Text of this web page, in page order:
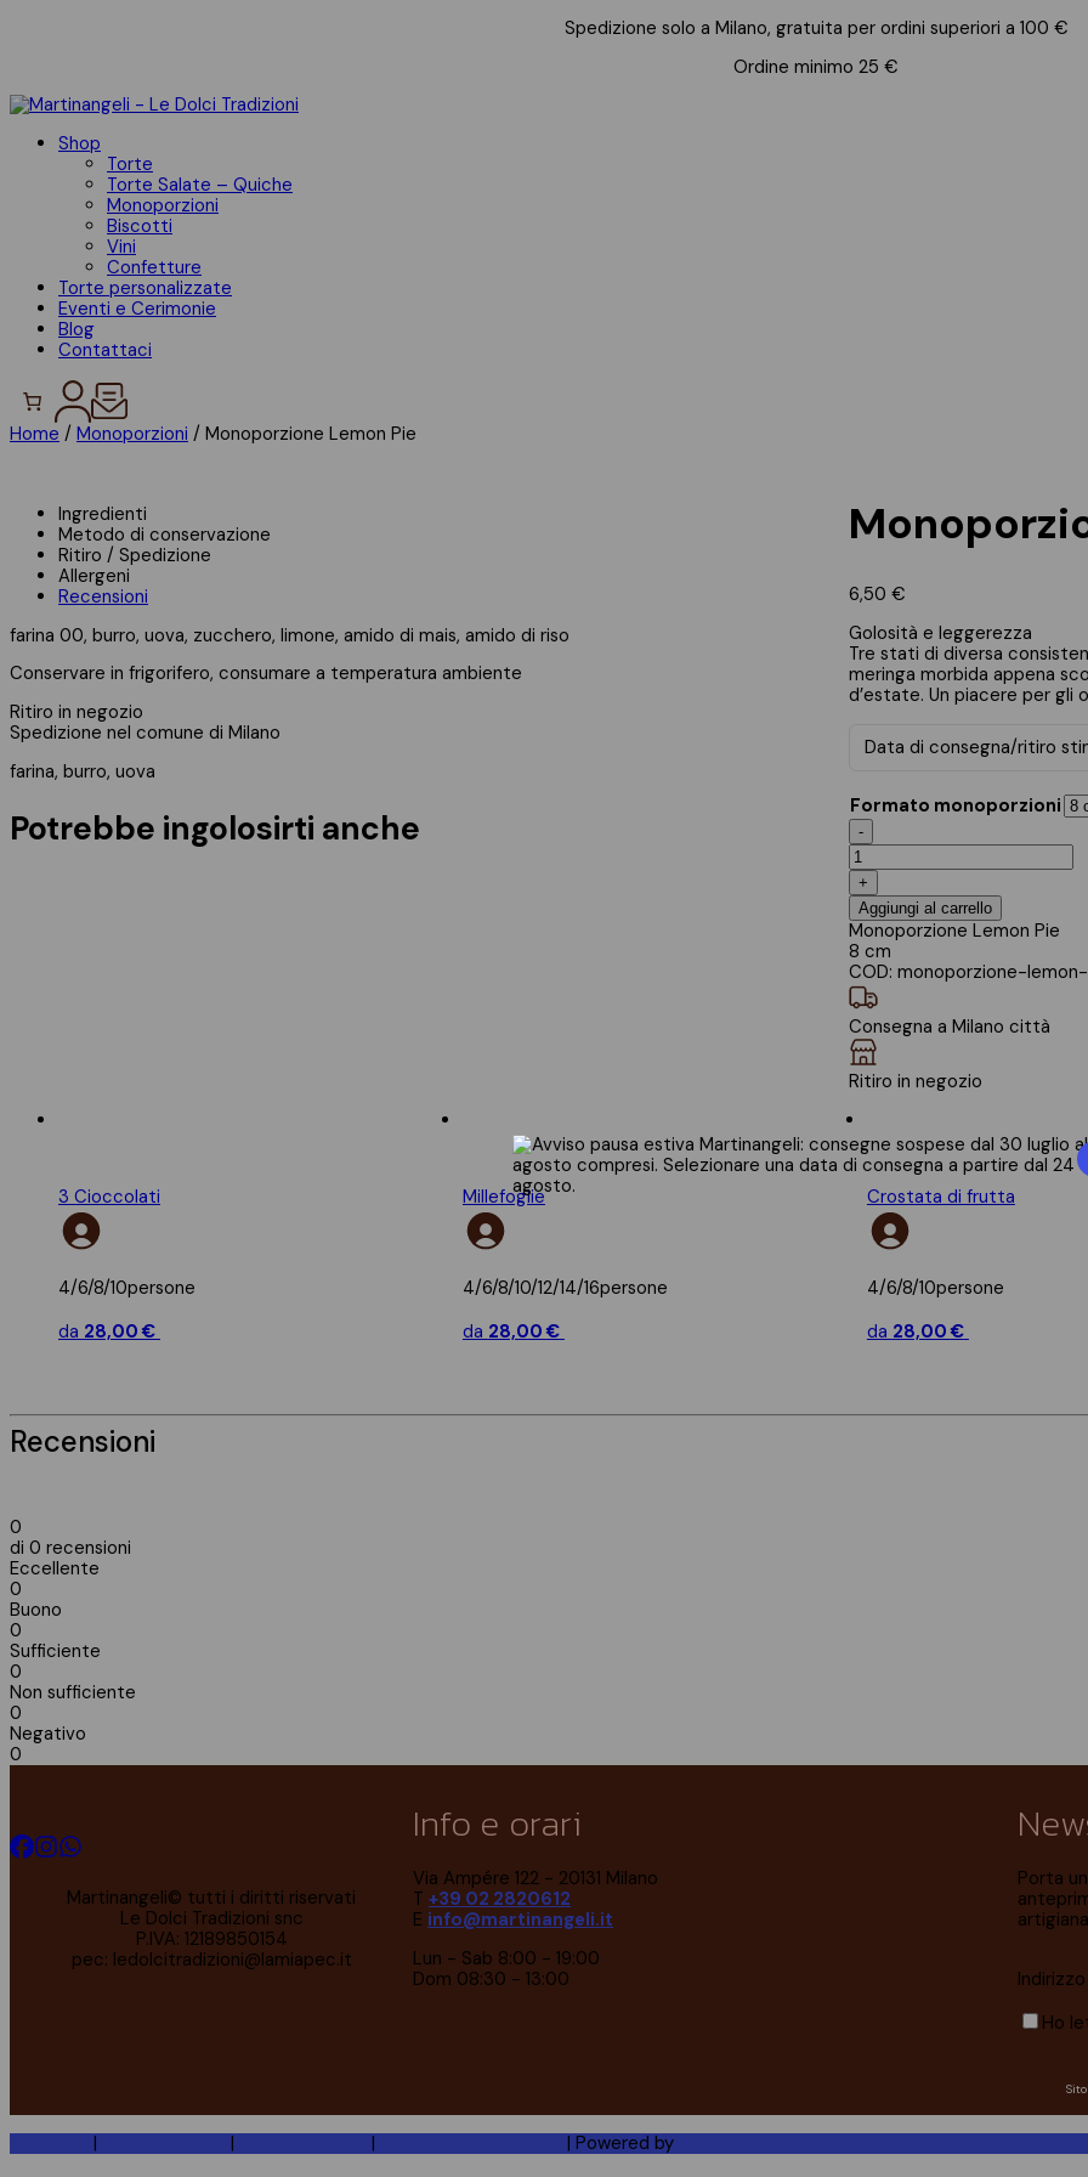
Spedizione solo a Milano, gratuita per ordini superiori a 100 €
Ordine minimo 25 €
Shop
Torte
Torte Salate – Quiche
Monoporzioni
Biscotti
Vini
Confetture
Torte personalizzate
Eventi e Cerimonie
Blog
Contattaci
Home / Monoporzioni / Monoporzione Lemon Pie
6,50 €
Golosità e leggerezza
Tre stati di diversa
meringa morbida appena
d’estate. Un piacere per gli
Data di consegna/ritiro
Formato monoporzioni
Monoporzione
Lemon
Pie
quantità
-
+
Aggiungi al carrello
Monoporzione Lemon Pie
8 cm
COD: monoporzione-
Consegna a Milano città
Ritiro in negozio
Ingredienti
Metodo di conservazione
Ritiro / Spedizione
Allergeni
Recensioni
farina 00, burro, uova, zucchero, limone, amido di mais, amido di riso
Conservare in frigorifero, consumare a temperatura ambiente
Ritiro in negozio
Spedizione nel comune di Milano
farina, burro, uova
Potrebbe ingolosirti anche
3 Cioccolati
4/6/8/10persone
da 28,00 €
Millefoglie
4/6/8/10/12/14/16persone
da 28,00 €
Crostata di frutta
4/6/8/10persone
da 28,00 €
Recensioni
0
di 0 recensioni
Eccellente
0
Buono
0
Sufficiente
0
Non sufficiente
0
Negativo
0
Martinangeli© tutti i diritti riservati
Le Dolci Tradizioni snc
P.IVA: 12189850154
pec: ledolcitradizioni@lamiapec.it
Info e orari
Via Ampére 122 - 20131 Milano
T +39 02 2820612
E info@martinangeli.it
Lun - Sab 8:00 - 19:00
Dom 08:30 - 13:00
Porta
Ho
| | | | Powered by